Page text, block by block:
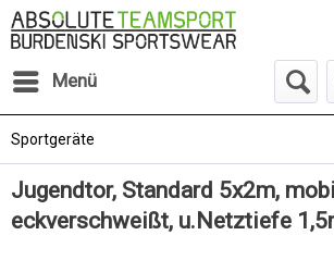
Menü
Sportgeräte
Jugendtor, Standard 5x2m,
eckverschweißt, u.Netztiefe